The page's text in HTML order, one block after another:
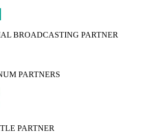
BROADCASTING PARTNER
PARTNERS
PARTNER